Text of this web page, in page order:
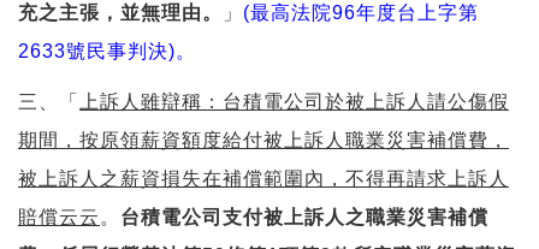
充之主張，並無理由。
」 (最高法院96年度台上字第
2633號民事判決)。
三、「
上訴人雖辯稱：台積電公司於被上訴人請公傷假
期間，按原領薪資額度給付被上訴人職業災害補償費，
被上訴人之薪資損失在補償範圍內，不得再請求上訴人
賠償云云 。 台積電公司支付被上訴人之職業災害補償